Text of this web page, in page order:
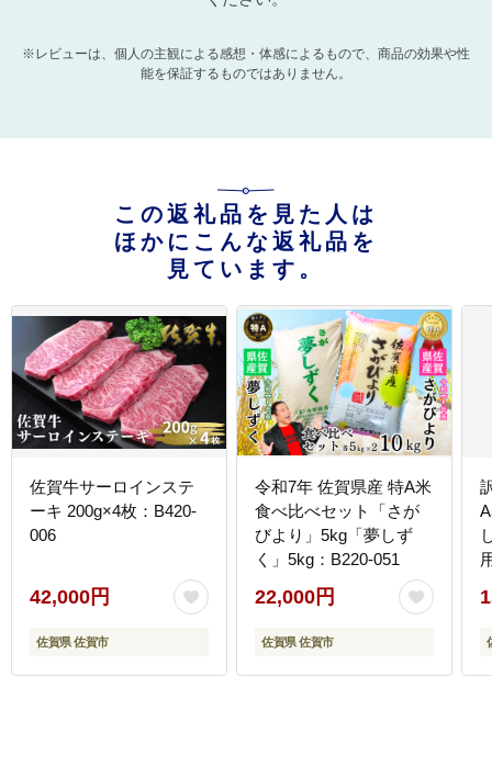
※レビューは、個人の主観による感想・体感によるもので、商品の効果や性
能を保証するものではありません。
この返礼品を見た人は
ほかにこんな返礼品を
見ています。
佐賀牛サーロインステ
ーキ 200g×4枚：B420-
006
42,000円
佐賀県 佐賀市
令和7年 佐賀県産 特A米
食べ比べセット「さが
びより」5kg「夢しず
く」5kg：B220-051
22,000円
佐賀県 佐賀市